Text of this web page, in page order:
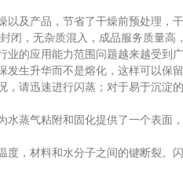
及产品，节省了干燥前预处理，
闭，无杂质混入，成品服务质量高
的应用能力范围问题越来越受到广
生升华而不是熔化，这样可以保
请迅速进行闪蒸；对于易于沉淀
蒸气粘附和固化提供了一个表面
，材料和水分子之间的键断裂。